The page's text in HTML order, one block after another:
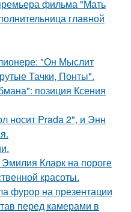
фильма "Мать
главной
"Он Мыслит
Тачки, Понты".
позиция Ксения
носит Prada 2", и Энн
Кларк на пороге
красоты.
фурор на презентации
перед камерами в